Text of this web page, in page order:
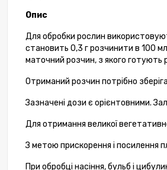
Опис
Для обробки рослин
становить 0,3 г розчинити в 100
маточний розчин, з якого готують
Отриманий розчин потрібно
Зазначені дози є орієнтовними.
Для отримання великої
З метою прискорення і посилення
При обробці насіння, бульб і